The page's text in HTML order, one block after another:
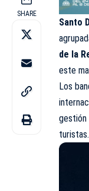
SHARE
Santo
de la
este
Los
gestión
turistas.